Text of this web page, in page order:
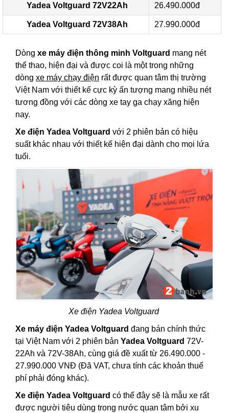
Yadea Voltguard 72V22Ah 26.490.000đ
Yadea Voltguard 72V38Ah 27.990.000đ
Dòng xe máy điện thông minh Voltguard mang nét
thể thao, hiện đại và được coi là một trong những
dòng xe máy chạy điện rất được quan tâm thị trường
Việt Nam với thiết kế cực kỳ ấn tượng mang nhiều nét
tương đồng với các dòng xe tay ga chạy xăng hiện
nay.
Xe điện Yadea Voltguard với 2 phiên bản có hiệu
suất khác nhau với thiết kế hiện đại dành cho mọi lứa
tuổi.
Xe điện Yadea Voltguard
Xe máy điện Yadea Voltguard đang bán chính thức
tại Việt Nam với 2 phiên bản Yadea Voltguard 72V-
22Ah và 72V-38Ah, cùng giá đề xuất từ 26.490.000 -
27.990.000 VNĐ (Đã VAT, chưa tính các khoản thuế
phí phải đóng khác).
Xe điện Yadea Voltguard có thể đây sẽ là mẫu xe rất
được người tiêu dùng trong nước quan tâm bởi xu